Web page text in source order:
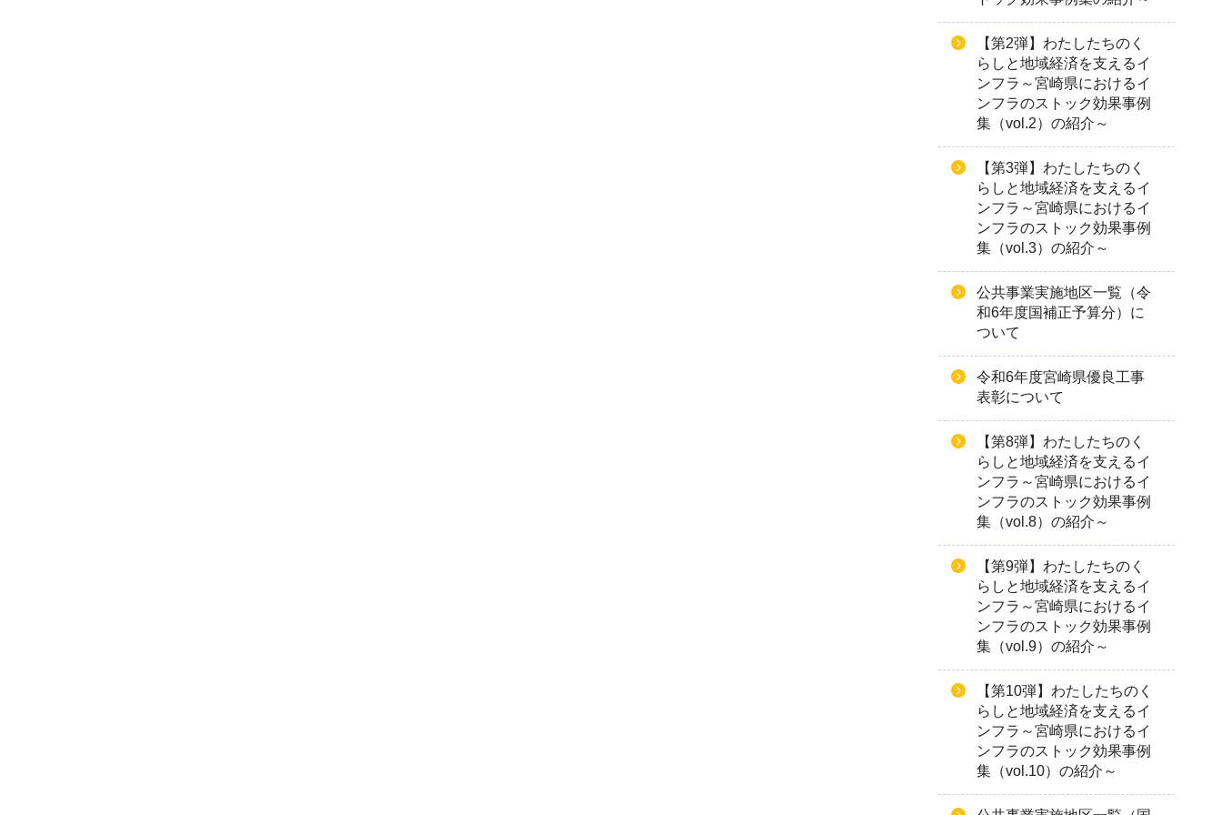
【第2弾】わたしたちのく
らしと地域経済を支えるイ
ンフラ～宮崎県におけるイ
ンフラのストック効果事例
集（vol.2）の紹介～
【第3弾】わたしたちのく
らしと地域経済を支えるイ
ンフラ～宮崎県におけるイ
ンフラのストック効果事例
集（vol.3）の紹介～
公共事業実施地区一覧（令
和6年度国補正予算分）に
ついて
令和6年度宮崎県優良工事
表彰について
【第8弾】わたしたちのく
らしと地域経済を支えるイ
ンフラ～宮崎県におけるイ
ンフラのストック効果事例
集（vol.8）の紹介～
【第9弾】わたしたちのく
らしと地域経済を支えるイ
ンフラ～宮崎県におけるイ
ンフラのストック効果事例
集（vol.9）の紹介～
【第10弾】わたしたちのく
らしと地域経済を支えるイ
ンフラ～宮崎県におけるイ
ンフラのストック効果事例
集（vol.10）の紹介～